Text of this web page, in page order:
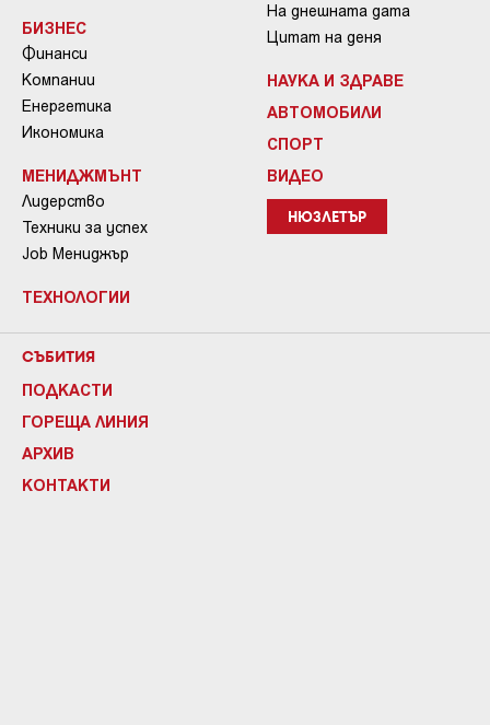
БИЗНЕС
Финанси
Компании
Енергетика
Икономика
МЕНИДЖМЪНТ
Лидерство
Техники за успех
Job Мениджър
ТЕХНОЛОГИИ
На днешната дата
Цитат на деня
НАУКА И ЗДРАВЕ
АВТОМОБИЛИ
СПОРТ
ВИДЕО
НЮЗЛЕТЪР
СЪБИТИЯ
ПОДКАСТИ
ГОРЕЩА ЛИНИЯ
АРХИВ
КОНТАКТИ